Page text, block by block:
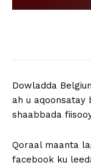
Dowladda
ah u aqoonsatay
shaabbada
Qoraal maanta
facebook ku